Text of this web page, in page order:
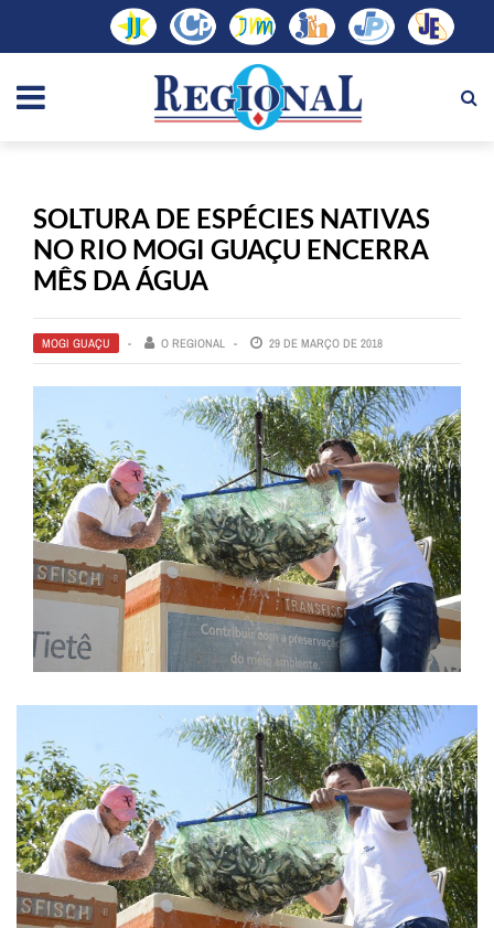
SOLTURA DE ESPÉCIES NATIVAS
NO RIO MOGI GUAÇU ENCERRA
MÊS DA ÁGUA
MOGI GUAÇU O REGIONAL 29 DE MARÇO DE 2018